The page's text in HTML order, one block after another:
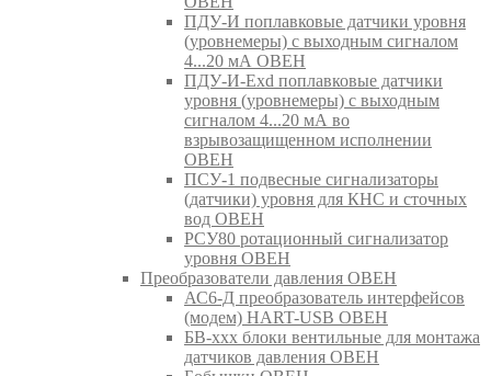
ПДУ-И поплавковые датчики уровня
(уровнемеры) с выходным сигналом
4...20 мА ОВЕН
ПДУ-И-Exd поплавковые датчики
уровня (уровнемеры) с выходным
сигналом 4...20 мА во
взрывозащищенном исполнении
ОВЕН
ПСУ-1 подвесные сигнализаторы
(датчики) уровня для КНС и сточных
вод ОВЕН
РСУ80 ротационный сигнализатор
уровня ОВЕН
Преобразователи давления ОВЕН
АС6-Д преобразователь интерфейсов
(модем) HART-USB ОВЕН
БВ-ххх блоки вентильные для монтажа
датчиков давления ОВЕН